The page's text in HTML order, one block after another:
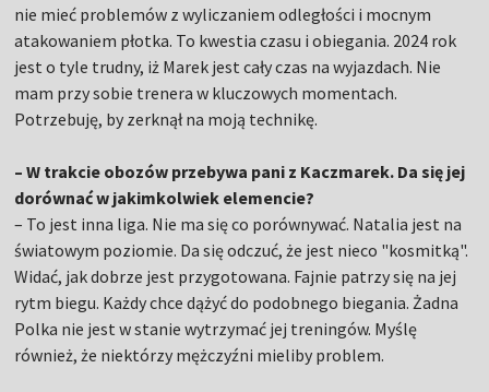
nie mieć problemów z wyliczaniem odległości i mocnym
atakowaniem płotka. To kwestia czasu i obiegania. 2024 rok
jest o tyle trudny, iż Marek jest cały czas na wyjazdach. Nie
mam przy sobie trenera w kluczowych momentach.
Potrzebuję, by zerknął na moją technikę.
– W trakcie obozów przebywa pani z Kaczmarek. Da się jej
dorównać w jakimkolwiek elemencie?
– To jest inna liga. Nie ma się co porównywać. Natalia jest na
światowym poziomie. Da się odczuć, że jest nieco "kosmitką".
Widać, jak dobrze jest przygotowana. Fajnie patrzy się na jej
rytm biegu. Każdy chce dążyć do podobnego biegania. Żadna
Polka nie jest w stanie wytrzymać jej treningów. Myślę
również, że niektórzy mężczyźni mieliby problem.